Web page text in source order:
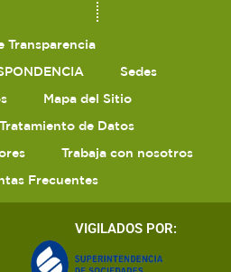
Transparencia
Sedes
Mapa del Sitio
de Datos
Trabaja con nosotros
Frecuentes
VIGILADOS POR: